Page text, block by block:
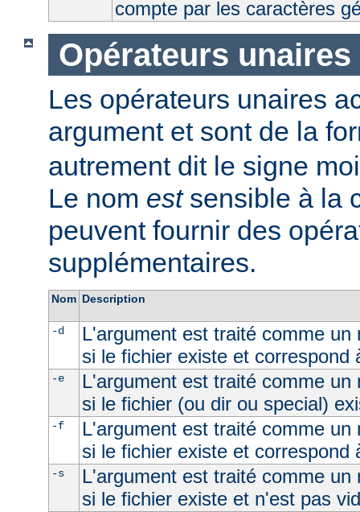
compte par les caractères
Opérateurs unaires
Les opérateurs unaires
argument et sont de la
autrement dit le signe
Le nom estsensible à la
peuvent fournir des
supplémentaires.
Nom Description
-d
L'argument est traité comme un
si le fichier existe et correspond
-e
L'argument est traité comme un
si le fichier (ou dir ou special)
-f
L'argument est traité comme un
si le fichier existe et correspond
-s
L'argument est traité comme un
si le fichier existe et n'est pas